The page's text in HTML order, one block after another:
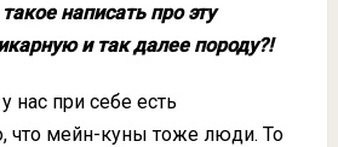
написать про эту
и так далее породу?!
нас при себе есть
что мейн-куны тоже люди. То